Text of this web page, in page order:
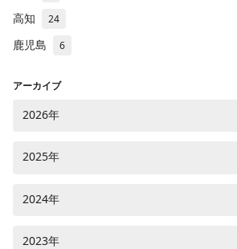
高知 24
鹿児島 6
アーカイブ
2026年
2025年
2024年
2023年